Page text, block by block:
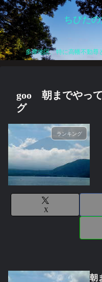
ちびた
多摩地区、特に高幡不動尊
goo 朝までやっ
グ
ランキング
X
朝